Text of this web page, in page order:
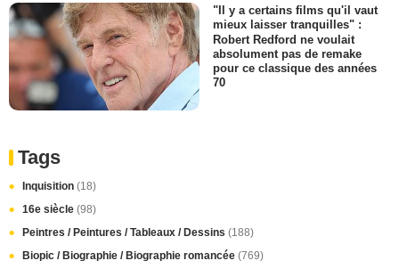
"Il y a certains films qu'il vaut
mieux laisser tranquilles" :
Robert Redford ne voulait
absolument pas de remake
pour ce classique des années
70
Tags
Inquisition (18)
16e siècle (98)
Peintres / Peintures / Tableaux / Dessins (188)
Biopic / Biographie / Biographie romancée (769)